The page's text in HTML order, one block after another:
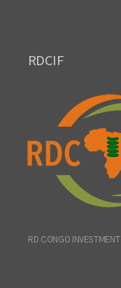
RDCIF
RD CONGO INVESTMENT